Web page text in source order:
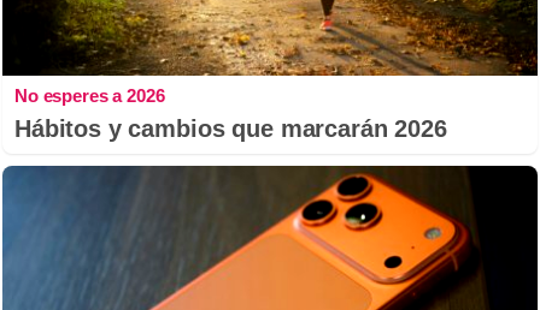
No esperes a 2026
Hábitos y cambios que marcarán 2026